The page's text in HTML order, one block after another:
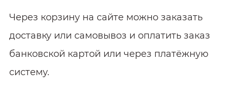
Через корзину на сайте можно заказать
доставку или самовывоз и оплатить заказ
банковской картой или через платёжную
систему.